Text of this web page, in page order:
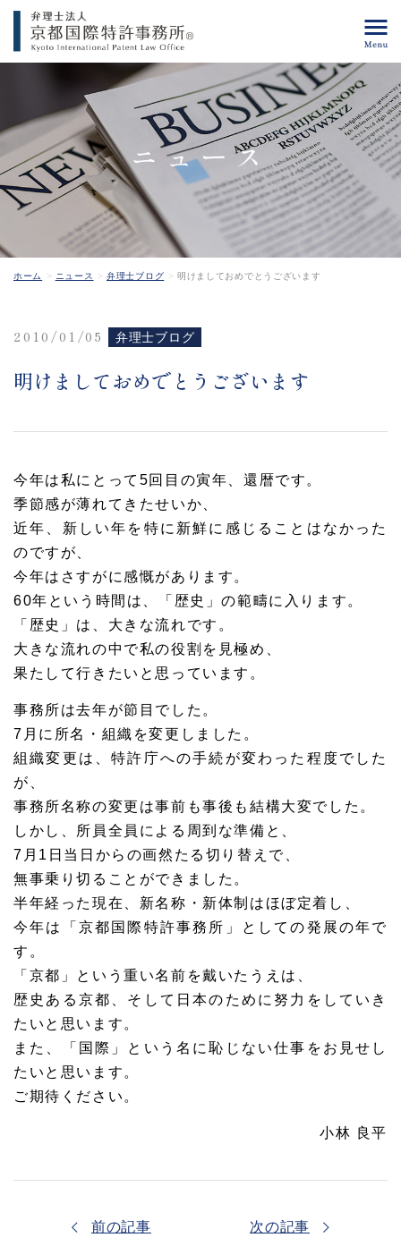
ニュース
ホーム ニュース 弁理士ブログ 明けましておめでとうございます
2010/01/05 弁理士ブログ
明けましておめでとうございます
今年は私にとって5回目の寅年、還暦です。
季節感が薄れてきたせいか、
近年、新しい年を特に新鮮に感じることはなかった
のですが、
今年はさすがに感慨があります。
60年という時間は、「歴史」の範疇に入ります。
「歴史」は、大きな流れです。
大きな流れの中で私の役割を見極め、
果たして行きたいと思っています。
事務所は去年が節目でした。
7月に所名・組織を変更しました。
組織変更は、特許庁への手続が変わった程度でした
が、
事務所名称の変更は事前も事後も結構大変でした。
しかし、所員全員による周到な準備と、
7月1日当日からの画然たる切り替えで、
無事乗り切ることができました。
半年経った現在、新名称・新体制はほぼ定着し、
今年は「京都国際特許事務所」としての発展の年で
す。
「京都」という重い名前を戴いたうえは、
歴史ある京都、そして日本のために努力をしていき
たいと思います。
また、「国際」という名に恥じない仕事をお見せし
たいと思います。
ご期待ください。
小林 良平
前の記事 次の記事